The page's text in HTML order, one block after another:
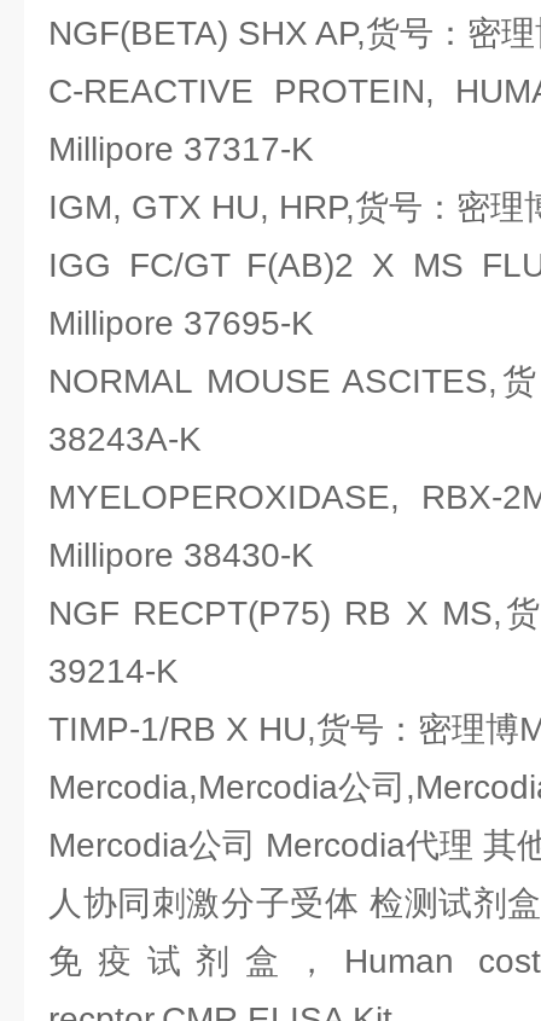
NGF(BETA) SHX AP,货号：密
C-REACTIVE PROTEIN,
Millipore 37317-K
IGM, GTX HU, HRP,货号：密
IGG FC/GT F(AB)2 X MS
Millipore 37695-K
NORMAL MOUSE ASCITES,
38243A-K
MYELOPEROXIDASE,
Millipore 38430-K
NGF RECPT(P75) RB X MS,
39214-K
TIMP-1/RB X HU,货号：密理
Mercodia,Mercodia公司
Mercodia公司 Mercodia代理 其
人协同刺激分子受体 检测试剂
免疫试剂盒，Human